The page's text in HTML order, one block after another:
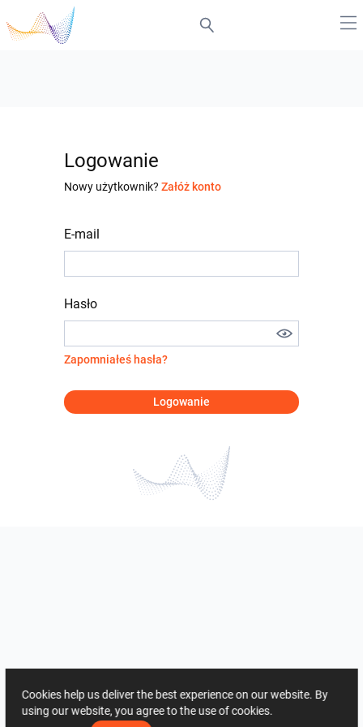
Logowanie
Nowy użytkownik? Załóż konto
E-mail
Hasło
Zapomniałeś hasła?
Logowanie
Cookies help us deliver the best experience on our website. By
using our website, you agree to the use of cookies.